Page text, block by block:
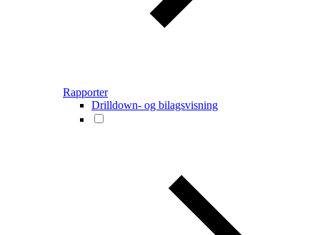
Rapporter
Drilldown- og bilagsvisning